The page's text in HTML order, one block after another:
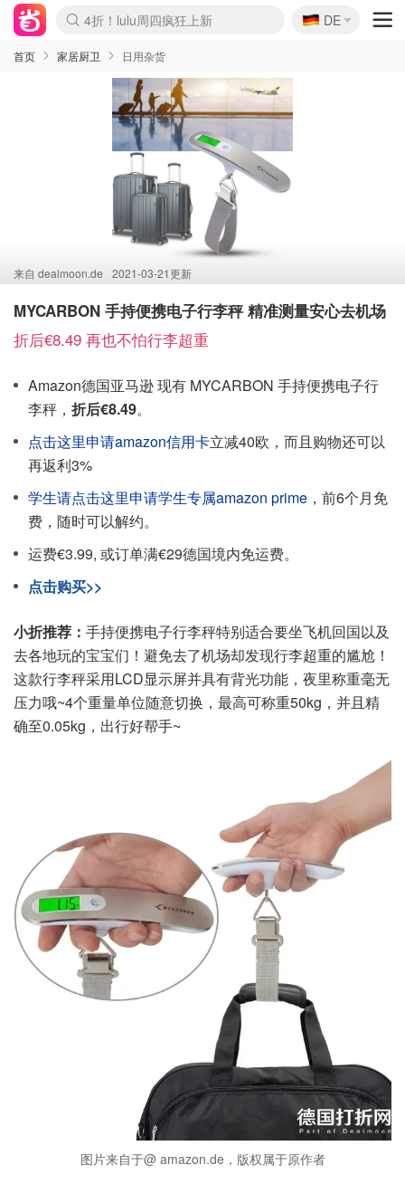
Boticinal 夏促开抢！
4折！lulu周四疯狂上新
还没结束！&OtherStories大促
Joybuy变相75折 随时失效
速领！Stanley独家85折
疑似霸哥！Camper额外叠85折
Zalando 奥莱闪促！每日更新
Moncler反季囤！5折起+叠9折
Coach Brooklyn仅€192
🇩🇪
DE
首页 家居厨卫 日用杂货
来自 dealmoon.de 2021-03-21更新
MYCARBON 手持便携电子行李秤 精准测量安心去机场
折后€8.49 再也不怕行李超重
Amazon德国亚马逊 现有 MYCARBON 手持便携电子行
李秤， 折后€8.49。
点击这里申请amazon信用卡立减40欧，而且购物还可以
再返利3%
学生请点击这里申请学生专属amazon prime ，前6个月免
费，随时可以解约。
运费€3.99, 或订单满€29德国境内免运费。
点击购买>>
小折推荐： 手持便携电子行李秤特别适合要坐飞机回国以及
去各地玩的宝宝们！避免去了机场却发现行李超重的尴尬！
这款行李秤采用LCD显示屏并具有背光功能，夜里称重毫无
压力哦~4个重量单位随意切换，最高可称重50kg，并且精
确至0.05kg，出行好帮手~
图片来自于@ amazon.de，版权属于原作者